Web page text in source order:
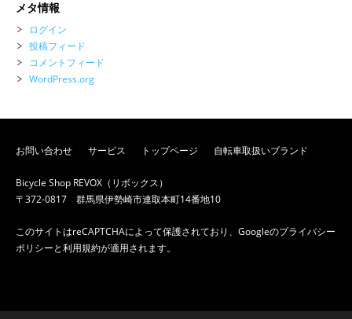
メタ情報
ログイン
投稿フィード
コメントフィード
WordPress.org
お問い合わせ サービス トップページ 自転車取扱いブランド
Bicycle Shop REVOX（リボックス）
〒372-0817 群馬県伊勢崎市連取本町14番地10
このサイトはreCAPTCHAによって保護されており、Googleのプライバシー
ポリシーと利用規約が適用されます。